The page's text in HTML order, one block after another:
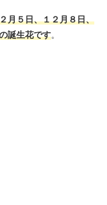
月５日、１２月８日、
誕生花です。